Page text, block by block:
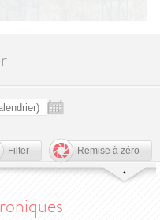
Filter Remise à zéro